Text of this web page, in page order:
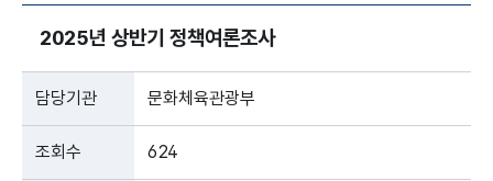
2025년 상반기 정책여론조사
담당기관 문화체육관광부
조회수 624